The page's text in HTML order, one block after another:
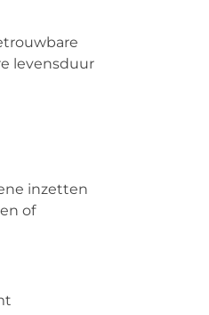
levensduur
inzetten
of